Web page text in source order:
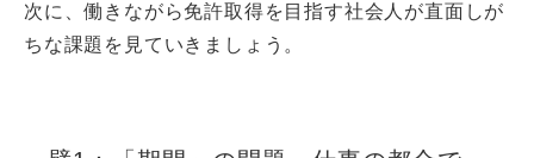
次に、働きながら免許取得を目指す社会人が直面しが
ちな課題を見ていきましょう。